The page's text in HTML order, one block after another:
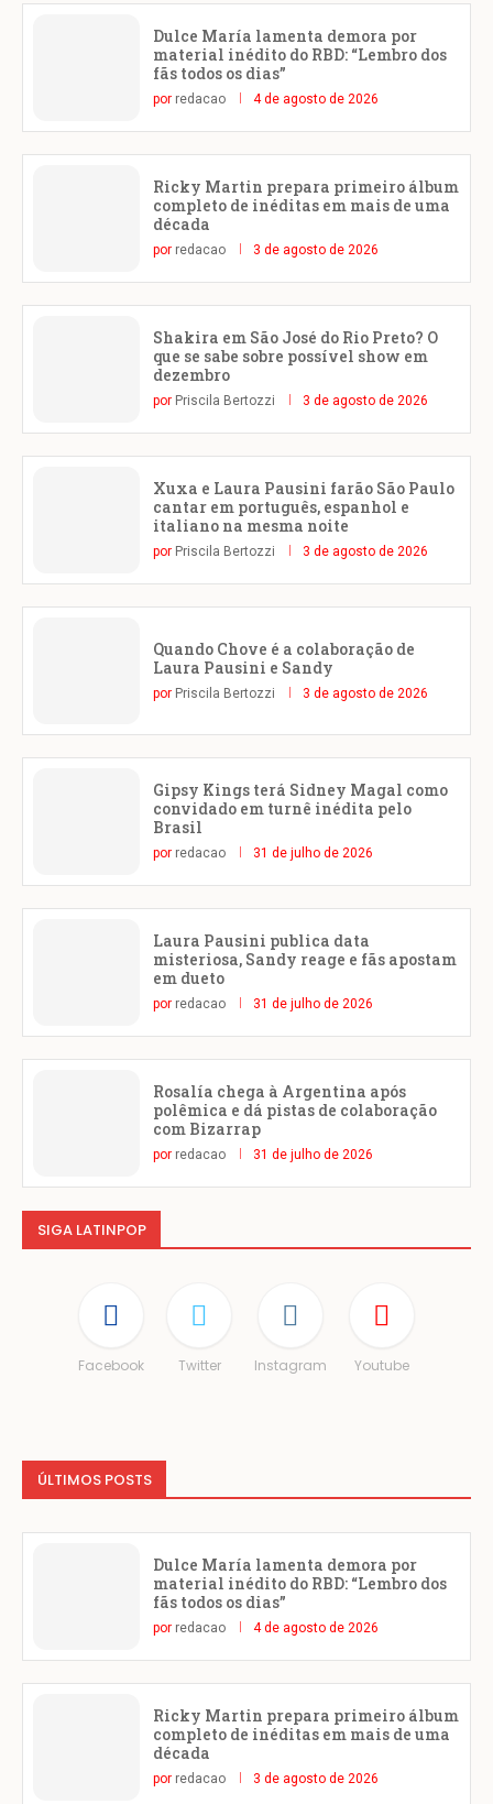
Dulce María lamenta demora por
material inédito do RBD: “Lembro dos
fãs todos os dias”
por redacao 4 de agosto de 2026
Ricky Martin prepara primeiro álbum
completo de inéditas em mais de uma
década
por redacao 3 de agosto de 2026
Shakira em São José do Rio Preto? O
que se sabe sobre possível show em
dezembro
por Priscila Bertozzi 3 de agosto de 2026
Xuxa e Laura Pausini farão São Paulo
cantar em português, espanhol e
italiano na mesma noite
por Priscila Bertozzi 3 de agosto de 2026
Quando Chove é a colaboração de
Laura Pausini e Sandy
por Priscila Bertozzi 3 de agosto de 2026
Gipsy Kings terá Sidney Magal como
convidado em turnê inédita pelo
Brasil
por redacao 31 de julho de 2026
Laura Pausini publica data
misteriosa, Sandy reage e fãs apostam
em dueto
por redacao 31 de julho de 2026
Rosalía chega à Argentina após
polêmica e dá pistas de colaboração
com Bizarrap
por redacao 31 de julho de 2026
SIGA LATINPOP
Facebook Twitter Instagram Youtube
ÚLTIMOS POSTS
Dulce María lamenta demora por
material inédito do RBD: “Lembro dos
fãs todos os dias”
por redacao 4 de agosto de 2026
Ricky Martin prepara primeiro álbum
completo de inéditas em mais de uma
década
por redacao 3 de agosto de 2026